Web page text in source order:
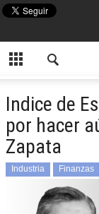
Indice de
por hacer
Zapata
Industria Finanzas